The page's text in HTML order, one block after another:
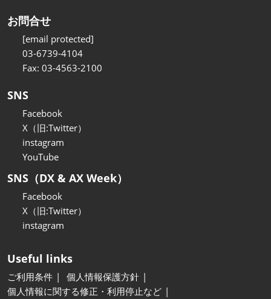
お問合せ
[email protected]
03-6739-4104
Fax: 03-4563-2100
SNS
Facebook
X（旧:Twitter）
instagram
YouTube
SNS（DX & AX Week）
Facebook
X（旧:Twitter）
instagram
Useful links
ご利用条件
個人情報保護方針
個人情報に関する修正・利用停止など